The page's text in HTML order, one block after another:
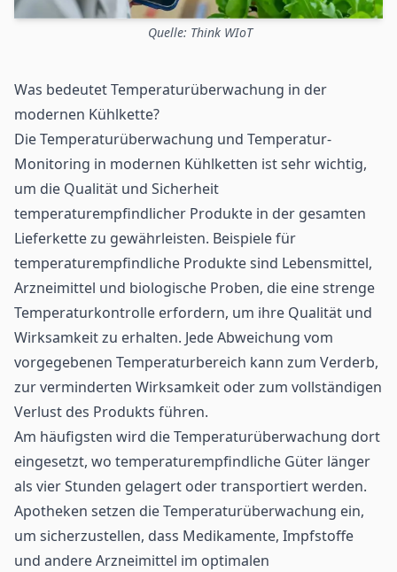
Quelle: Think WIoT
Was bedeutet Temperaturüberwachung in der
modernen Kühlkette?
Die Temperaturüberwachung und Temperatur-
Monitoring in modernen Kühlketten ist sehr wichtig,
um die Qualität und Sicherheit
temperaturempfindlicher Produkte in der gesamten
Lieferkettezu gewährleisten. Beispiele für
temperaturempfindliche Produkte sind Lebensmittel,
Arzneimittel und biologische Proben, die eine strenge
Temperaturkontrolle erfordern, um ihre Qualität und
Wirksamkeit zu erhalten. Jede Abweichung vom
vorgegebenen Temperaturbereich kann zum Verderb,
zur verminderten Wirksamkeit oder zum vollständigen
Verlust des Produkts führen.
Am häufigsten wird die Temperaturüberwachung dort
eingesetzt, wo temperaturempfindliche Güter länger
als vier Stunden gelagert oder transportiert werden.
Apotheken setzen die Temperaturüberwachung ein,
um sicherzustellen, dass Medikamente, Impfstoffe
und andere Arzneimittel im optimalen